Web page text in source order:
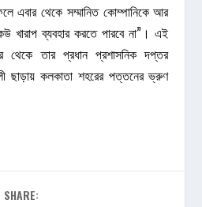
এবার থেকে সম্মানিত কোম্পানিকে আর
খারাপ ব্যবহার করতে পারবে না”। এই
থেকে তার প্রধান প্রশাসনিক দপ্তর
ছাড়ায় কলকাতা শহরের পত্তনের ভ্রুণ
SHARE: